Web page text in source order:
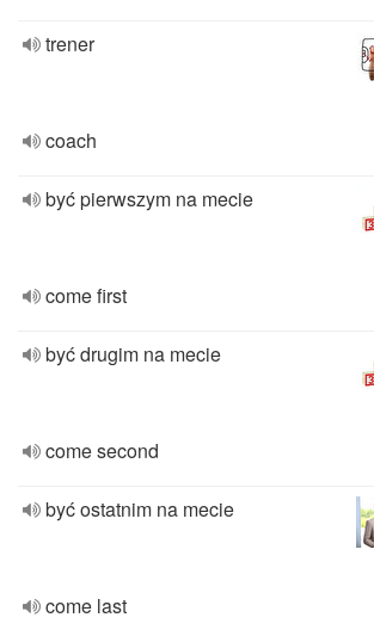
trener
coach
być pierwszym na mecie
come first
być drugim na mecie
come second
być ostatnim na mecie
come last